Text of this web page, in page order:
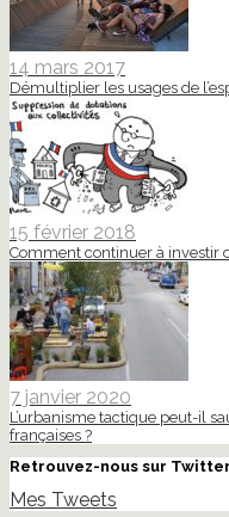
14 mars 2017
Démultiplier les usages de
15 février 2018
Comment continuer à investir
7 janvier 2020
L’urbanisme tactique peut-il
françaises ?
Retrouvez-nous sur Twitter
Mes Tweets